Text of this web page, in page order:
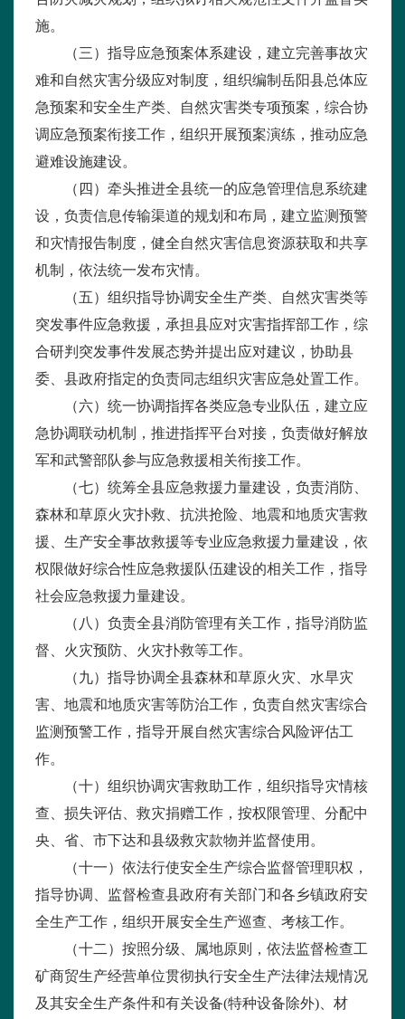
施。
（三）指导应急预案体系建设，建立完善事故灾
难和自然灾害分级应对制度，组织编制岳阳县总体应
急预案和安全生产类、自然灾害类专项预案，综合协
调应急预案衔接工作，组织开展预案演练，推动应急
避难设施建设。
（四）牵头推进全县统一的应急管理信息系统建
设，负责信息传输渠道的规划和布局，建立监测预警
和灾情报告制度，健全自然灾害信息资源获取和共享
机制，依法统一发布灾情。
（五）组织指导协调安全生产类、自然灾害类等
突发事件应急救援，承担县应对灾害指挥部工作，综
合研判突发事件发展态势并提出应对建议，协助县
委、县政府指定的负责同志组织灾害应急处置工作。
（六）统一协调指挥各类应急专业队伍，建立应
急协调联动机制，推进指挥平台对接，负责做好解放
军和武警部队参与应急救援相关衔接工作。
（七）统筹全县应急救援力量建设，负责消防、
森林和草原火灾扑救、抗洪抢险、地震和地质灾害救
援、生产安全事故救援等专业应急救援力量建设，依
权限做好综合性应急救援队伍建设的相关工作，指导
社会应急救援力量建设。
（八）负责全县消防管理有关工作，指导消防监
督、火灾预防、火灾扑救等工作。
（九）指导协调全县森林和草原火灾、水旱灾
害、地震和地质灾害等防治工作，负责自然灾害综合
监测预警工作，指导开展自然灾害综合风险评估工
作。
（十）组织协调灾害救助工作，组织指导灾情核
查、损失评估、救灾捐赠工作，按权限管理、分配中
央、省、市下达和县级救灾款物并监督使用。
（十一）依法行使安全生产综合监督管理职权，
指导协调、监督检查县政府有关部门和各乡镇政府安
全生产工作，组织开展安全生产巡查、考核工作。
（十二）按照分级、属地原则，依法监督检查工
矿商贸生产经营单位贯彻执行安全生产法律法规情况
及其安全生产条件和有关设备(特种设备除外) 、材